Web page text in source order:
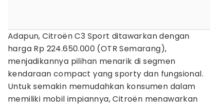
Adapun, Citroën C3 Sport ditawarkan dengan
harga Rp 224.650.000 (OTR Semarang),
menjadikannya pilihan menarik di segmen
kendaraan compact yang sporty dan fungsional.
Untuk semakin memudahkan konsumen dalam
memiliki mobil impiannya, Citroën menawarkan